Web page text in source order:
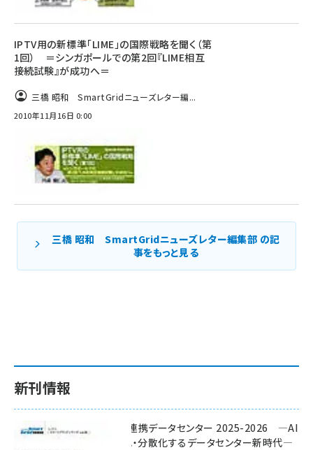
IPTV用の新標準「LIME」の国際戦略を聞く（第
1回） ＝シンガポールでの第2回『LIME相互
接続試験』が成功へ＝
三橋 昭和 SmartGridニューズレター編...
2010年11月16日 0:00
三橋 昭和 SmartGridニューズレター編集部 の記
事をもっと見る
新刊情報
ワット・ビット連携データセンター 2025-2026 ―AI
時代に多様化・分散化するデータセンター新時代―